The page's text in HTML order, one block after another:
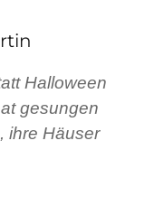
Halloween
gesungen
ihre Häuser